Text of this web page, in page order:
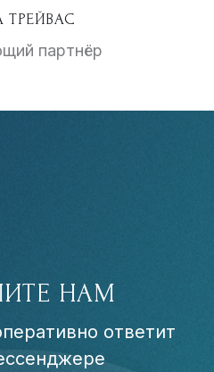
ТРЕЙВАС
партнёр
НАМ
ответит